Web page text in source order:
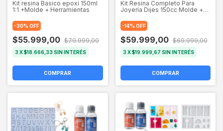
Kit resina Basico epoxi 150ml
1:1 +Molde + Herramientas
-30% OFF
$55.999,00 $79.999,00
3X$18.666,33 SIN INTERÉS
Kit Resina Completo Para
Joyería Dijes 150cc Molde +
-14% OFF
$59.999,00 $69.999,00
3 X$19.999,67 SIN INTERÉS